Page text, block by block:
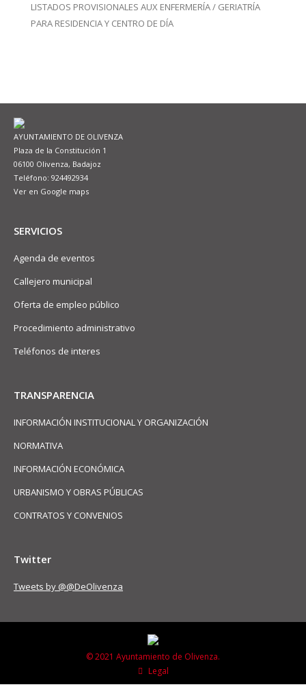
LISTADOS PROVISIONALES AUX ENFERMERÍA / GERIATRÍA
PARA RESIDENCIA Y CENTRO DE DÍA
AYUNTAMIENTO DE OLIVENZA
Plaza de la Constitución 1
06100 Olivenza, Badajoz
Teléfono: 924492934
Ver en Google maps
SERVICIOS
Agenda de eventos
Callejero municipal
Oferta de empleo público
Procedimiento administrativo
Teléfonos de interes
TRANSPARENCIA
INFORMACIÓN INSTITUCIONAL Y ORGANIZACIÓN
NORMATIVA
INFORMACIÓN ECONÓMICA
URBANISMO Y OBRAS PÚBLICAS
CONTRATOS Y CONVENIOS
Twitter
Tweets by @@DeOlivenza
© 2021 Ayuntamiento de Olivenza.
Legal